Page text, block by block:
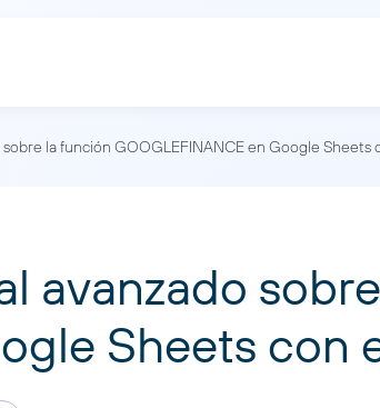
la función GOOGLEFINANCE en Google Sheets
avanzado
Sheets con